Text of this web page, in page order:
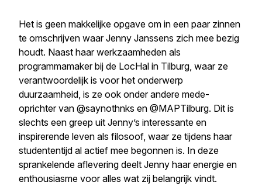
Het is geen makkelijke opgave om in een paar zinnen
te omschrijven waar Jenny Janssens zich mee bezig
houdt. Naast haar werkzaamheden als
programmamaker bij de LocHal in Tilburg, waar ze
verantwoordelijk is voor het onderwerp
duurzaamheid, is ze ook onder andere mede-
oprichter van @saynothnks en @MAPTilburg. Dit is
slechts een greep uit Jenny’s interessante en
inspirerende leven als filosoof, waar ze tijdens haar
studententijd al actief mee begonnen is. In deze
sprankelende aflevering deelt Jenny haar energie en
enthousiasme voor alles wat zij belangrijk vindt.